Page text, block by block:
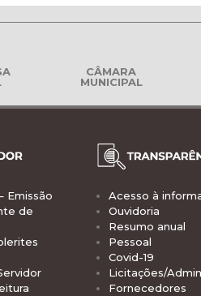
CÂMARA
MUNICIPAL
Emissão
de
Acesso à
Ouvidoria
Resumo anual
Pessoal
Covid-19
Licitações/
Fornecedores